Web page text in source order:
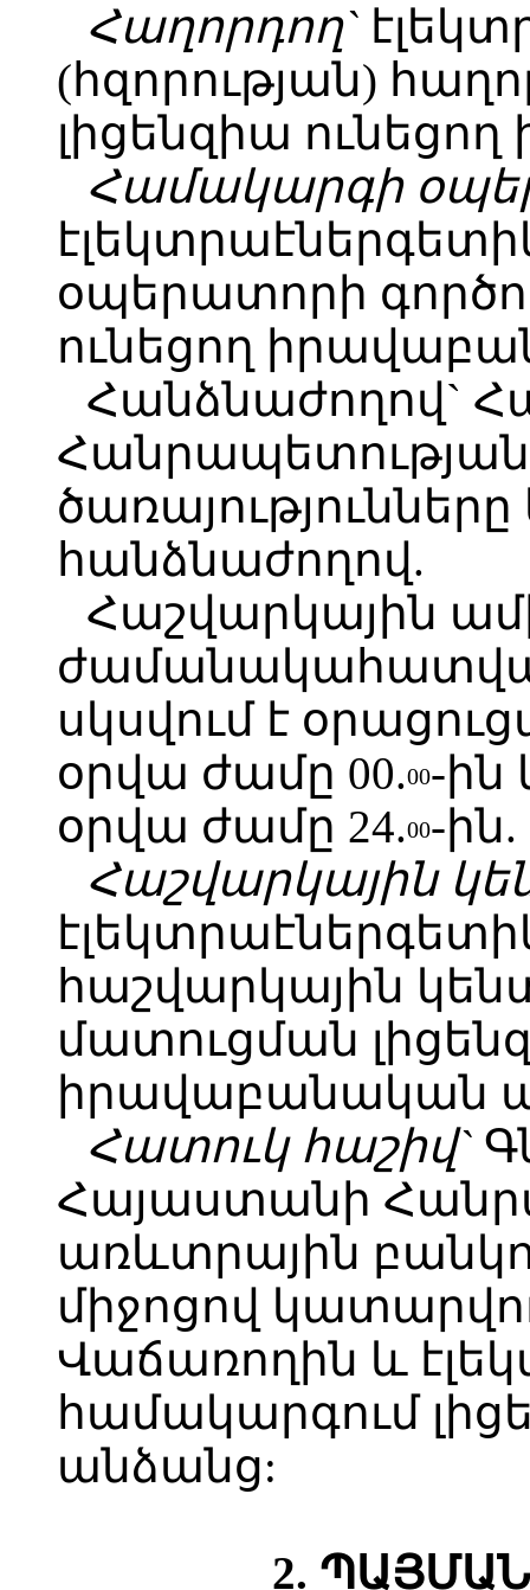
Հաղորդող`
(հզորության)
լիցենզիա
Համակարգի
օպերատորի
ունեցող
Հանձնաժողով`
հանձնաժողով.
Հաշվարկային
սկսվում է
օրվա ժամը 00.00-ին
օրվա ժամը 24.00-ին.
Հաշվարկային
հաշվարկային
մատուցման
իրավաբանական
Հատուկ հաշիվ`
Հայաստանի
առևտրային
միջոցով
Վաճառողին և
համակարգում
անձանց:
2.